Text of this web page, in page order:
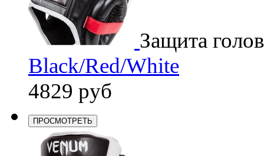
Защита
Black/Red/White
4829 руб
ПРОСМОТРЕТЬ